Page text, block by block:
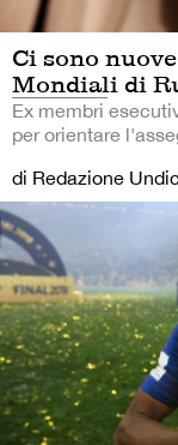
Ci sono
Mondiali di
Ex membri
per orientare
di Redazione